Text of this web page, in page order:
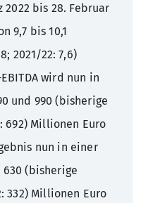
2022 bis 28. Februar
9,7 bis 10,1
2021/22: 7,6)
wird nun in
und 990 (bisherige
692) Millionen Euro
nun in einer
(bisherige
332) Millionen Euro